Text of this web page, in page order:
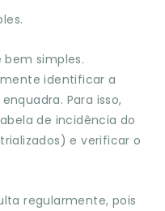
bem simples.
identificar a
Para isso,
de incidência do
e verificar o
regularmente, pois